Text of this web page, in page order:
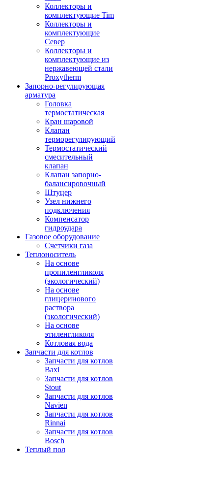
Коллекторы и
комплектующие Tim
Коллекторы и
комплектующие
Север
Коллекторы и
комплектующие из
нержавеющей стали
Proxytherm
Запорно-регулирующая
арматура
Головка
термостатическая
Кран шаровой
Клапан
терморегулирующий
Термостатический
смесительный
клапан
Клапан запорно-
балансировочный
Штуцер
Узел нижнего
подключения
Компенсатор
гидроудара
Газовое оборудование
Счетчики газа
Теплоноситель
На основе
пропиленгликоля
(экологический)
На основе
глицеринового
раствора
(экологический)
На основе
этиленгликоля
Котловая вода
Запчасти для котлов
Запчасти для котлов
Baxi
Запчасти для котлов
Stout
Запчасти для котлов
Navien
Запчасти для котлов
Rinnai
Запчасти для котлов
Bosch
Теплый пол